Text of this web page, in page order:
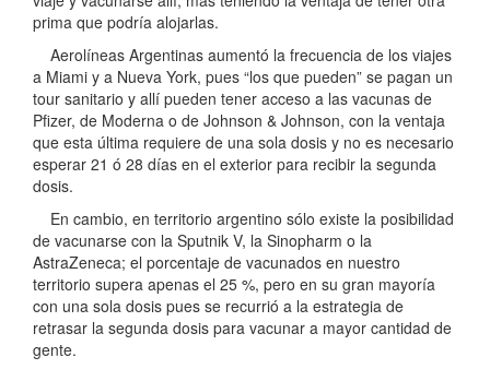
prima que podría alojarlas.
Aerolíneas Argentinas aumentó la frecuencia de los viajes
a Miami y a Nueva York, pues “los que pueden” se pagan un
tour sanitario y allí pueden tener acceso a las vacunas de
Pfizer, de Moderna o de Johnson & Johnson, con la ventaja
que esta última requiere de una sola dosis y no es necesario
esperar 21 ó 28 días en el exterior para recibir la segunda
dosis.
En cambio, en territorio argentino sólo existe la posibilidad
de vacunarse con la Sputnik V, la Sinopharm o la
AstraZeneca; el porcentaje de vacunados en nuestro
territorio supera apenas el 25 %, pero en su gran mayoría
con una sola dosis pues se recurrió a la estrategia de
retrasar la segunda dosis para vacunar a mayor cantidad de
gente.